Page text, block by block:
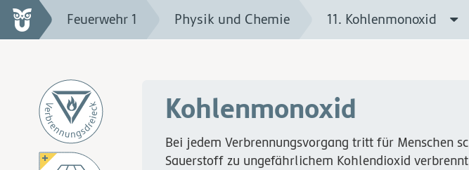
Kohlenmonoxid
Bei jedem Verbrennungsvorgang tritt für Menschen
Sauerstoff zu ungefährlichem Kohlendioxid
Feuerwehr 1 Physik und Chemie 11. Kohlenmonoxid